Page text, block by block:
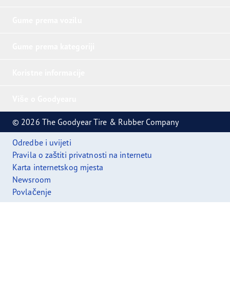
© 2026 The Goodyear Tire & Rubber Company
Odredbe i uvijeti
Pravila o zaštiti privatnosti na internetu
Karta internetskog mjesta
Newsroom
Povlačenje